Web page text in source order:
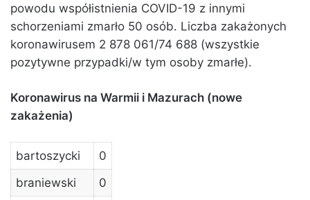
powodu współistnienia COVID-19 z innymi
schorzeniami zmarło 50 osób. Liczba zakażonych
koronawirusem 2 878 061/74 688 (wszystkie
pozytywne przypadki/w tym osoby zmarłe).
Koronawirus na Warmii i Mazurach (nowe
zakażenia)
bartoszycki
0
braniewski
0